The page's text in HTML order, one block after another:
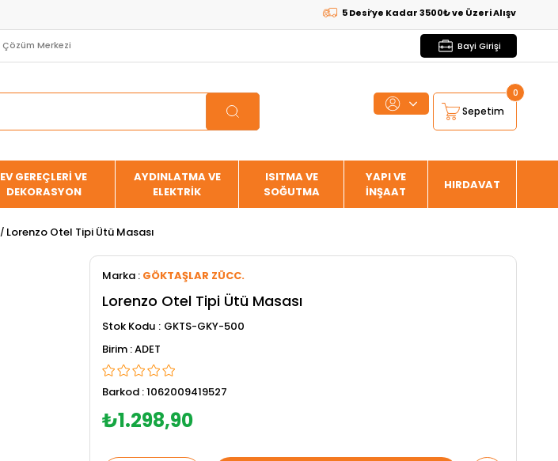
5 Desi’ye Kadar 3500₺ ve Üzeri Alışverişlerde
Çözüm Merkezi Bayi Girişi
Sepetim
0
EV GEREÇLERİ VE
DEKORASYON
AYDINLATMA VE
ELEKTRİK
ISITMA VE
SOĞUTMA
YAPI VE
İNŞAAT
HIRDAVAT
Lorenzo Otel Tipi Ütü Masası
Marka : GÖKTAŞLAR ZÜCC.
Lorenzo Otel Tipi Ütü Masası
Stok Kodu
GKTS-GKY-500
ADET
Barkod :1062009419527
₺1.298,90